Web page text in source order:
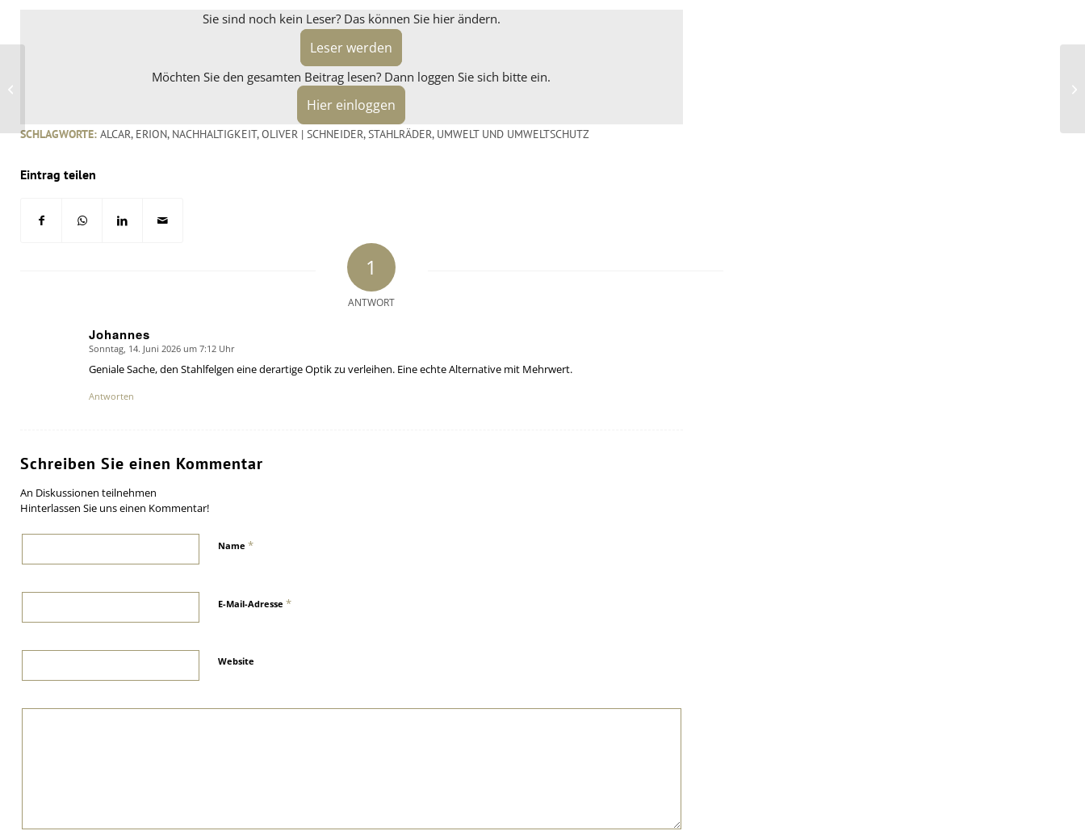
Sie sind noch kein Leser? Das können Sie hier ändern.
Leser werden
Möchten Sie den gesamten Beitrag lesen? Dann loggen Sie sich bitte ein.
Hier einloggen
SCHLAGWORTE: ALCAR, ERION, NACHHALTIGKEIT,OLIVER | SCHNEIDER,STAHLRÄDER, UMWELT UND UMWELTSCHUTZ
Eintrag teilen
1
ANTWORT
Johannes
says:
Sonntag, 14. Juni 2026 um 7:12 Uhr
Geniale Sache, den Stahlfelgen eine derartige Optik zu verleihen. Eine echte Alternative mit Mehrwert.
Antworten
Schreiben Sie einen Kommentar
An Diskussionen teilnehmen
Hinterlassen Sie uns einen Kommentar!
Name *
E-Mail-Adresse *
Website